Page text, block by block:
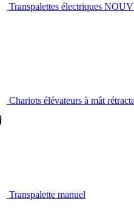
Transpalettes électriques
Chariots élévateurs à mât
Transpalette manuel